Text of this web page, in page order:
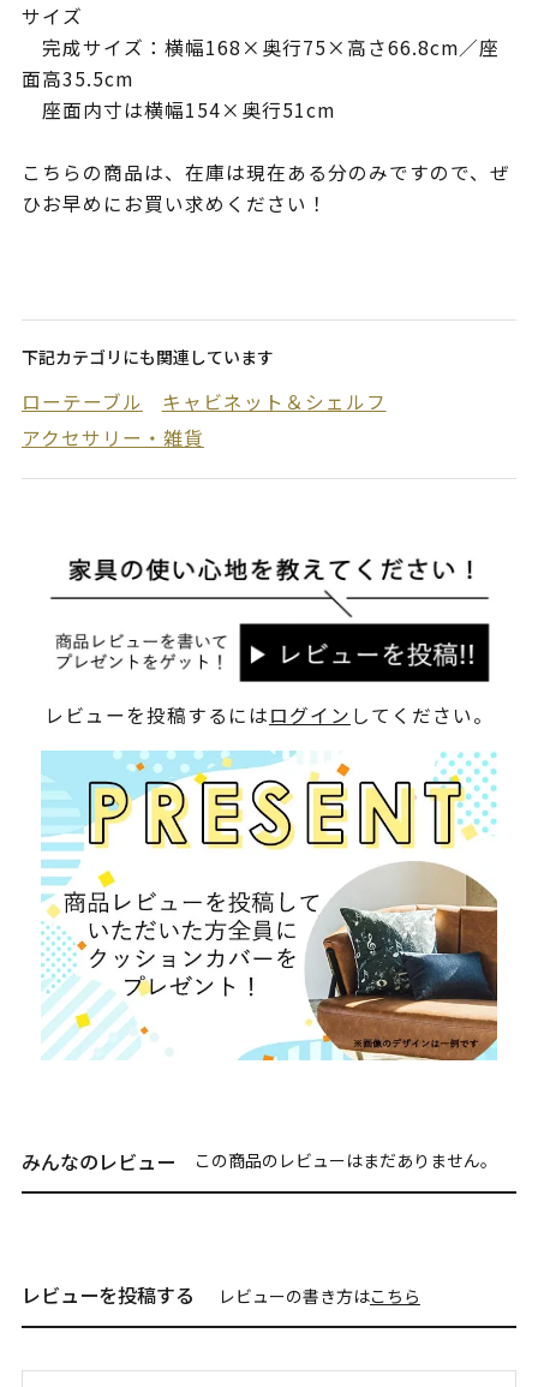
サイズ
完成サイズ：横幅168×奥行75×高さ66.8cm／座
面高35.5cm
座面内寸は横幅154×奥行51cm
こちらの商品は、在庫は現在ある分のみですので、ぜ
ひお早めにお買い求めください！
下記カテゴリにも関連しています
ローテーブル
キャビネット＆シェルフ
アクセサリー・雑貨
レビューを投稿するにはログイン してください。
みんなのレビュー この商品のレビューはまだありません。
レビューを投稿する レビューの書き方はこちら